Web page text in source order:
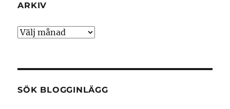
ARKIV
Arkiv
SÖK BLOGGINLÄGG